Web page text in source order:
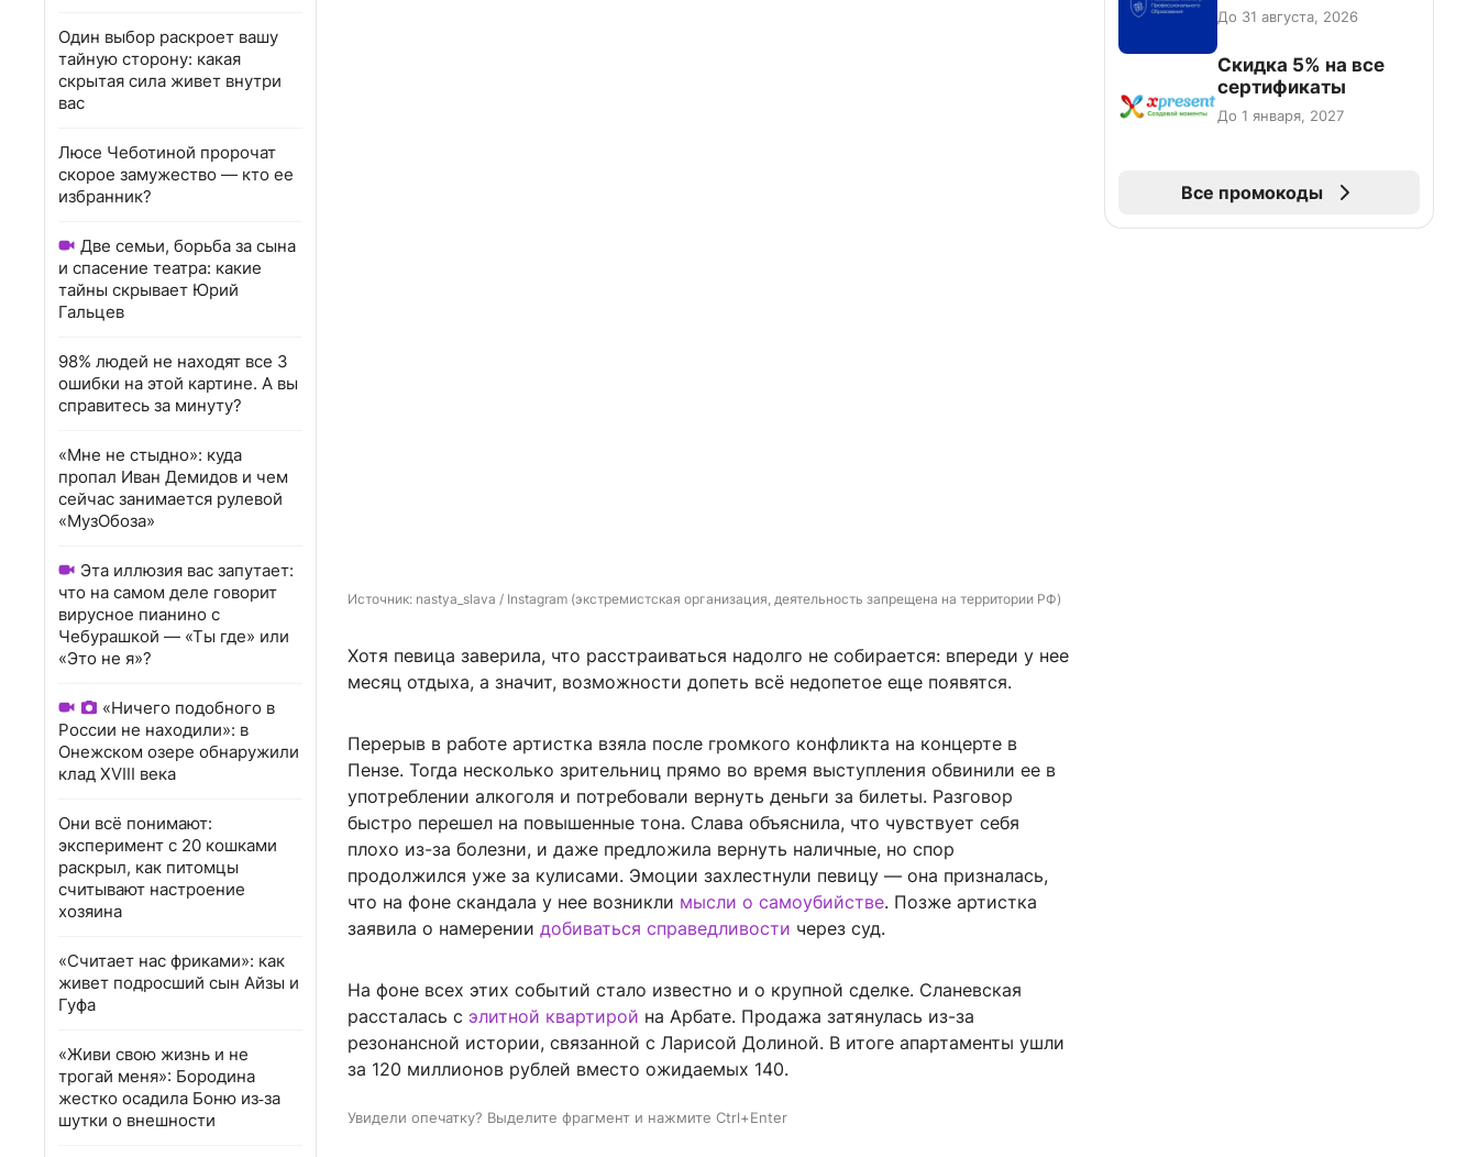
Один выбор раскроет вашу
тайную сторону: какая
скрытая сила живет внутри
вас
Люсе Чеботиной пророчат
скорое замужество — кто ее
избранник?
Две семьи, борьба за сына
и спасение театра: какие
тайны скрывает Юрий
Гальцев
98% людей не находят все 3
ошибки на этой картине. А вы
справитесь за минуту?
«Мне не стыдно»: куда
пропал Иван Демидов и чем
сейчас занимается рулевой
«МузОбоза»
Эта иллюзия вас запутает:
что на самом деле говорит
вирусное пианино с
Чебурашкой — «Ты где» или
«Это не я»?
«Ничего подобного в
России не находили»: в
Онежском озере обнаружили
клад XVIII века
Они всё понимают:
эксперимент с 20 кошками
раскрыл, как питомцы
считывают настроение
хозяина
«Считает нас фриками»: как
живет подросший сын Айзы и
Гуфа
«Живи свою жизнь и не
трогай меня»: Бородина
жестко осадила Боню из‑за
шутки о внешности
Источник: nastya_slava / Instagram (экстремистская организация, деятельность запрещена на территории РФ)
Хотя певица заверила, что расстраиваться надолго не собирается: впереди у нее
месяц отдыха, а значит, возможности допеть всё недопетое еще появятся.
Перерыв в работе артистка взяла после громкого конфликта на концерте в
Пензе. Тогда несколько зрительниц прямо во время выступления обвинили ее в
употреблении алкоголя и потребовали вернуть деньги за билеты. Разговор
быстро перешел на повышенные тона. Слава объяснила, что чувствует себя
плохо из-за болезни, и даже предложила вернуть наличные, но спор
продолжился уже за кулисами. Эмоции захлестнули певицу — она призналась,
что на фоне скандала у нее возникли мысли о самоубийстве. Позже артистка
заявила о намерении добиваться справедливости через суд.
На фоне всех этих событий стало известно и о крупной сделке. Сланевская
рассталась с элитной квартирой на Арбате. Продажа затянулась из-за
резонансной истории, связанной с Ларисой Долиной. В итоге апартаменты ушли
за 120 миллионов рублей вместо ожидаемых 140.
Увидели опечатку? Выделите фрагмент и нажмите Ctrl+Enter
До 31 августа, 2026
Скидка 5% на все
сертификаты
До 1 января, 2027
Все промокоды